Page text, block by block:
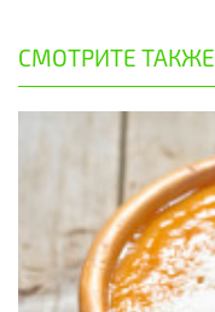
СМОТРИТЕ ТАКЖЕ